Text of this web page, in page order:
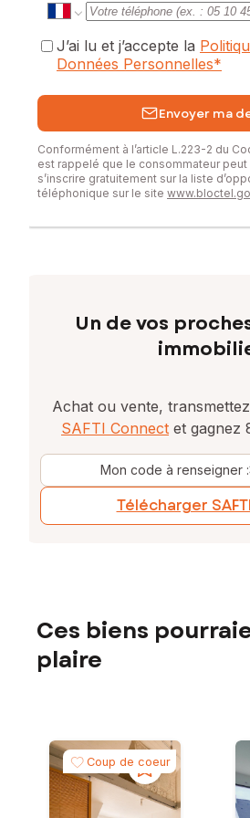
J’ai lu et j’accepte la
Données Personnelles*
Envoyer ma
Conformément à l’article L.223-2 du
est rappelé que le consommateur peut
s’inscrire gratuitement sur la liste
téléphonique sur le site
Un de vos
Achat ou vente,
SAFTI Connect et gagnez
Mon code à renseigner :
Télécharger
Ces biens
plaire
Coup de coeur